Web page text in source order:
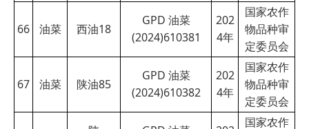
66 油菜 西油18
GPD 油菜
(2024)610381
202
4年
国家农作
物品种审
定委员会
67 油菜 陕油85
GPD 油菜
(2024)610382
202
4年
国家农作
物品种审
定委员会
国家农作